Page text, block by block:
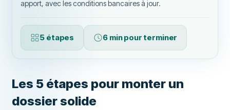
apport, avec les conditions bancaires à jour.
5 étapes 6 min pour terminer
Les 5 étapes pour monter un
dossier solide